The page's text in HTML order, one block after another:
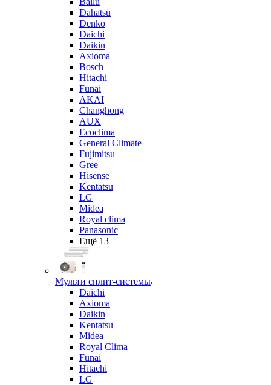
Dahatsu
Denko
Daichi
Daikin
Axioma
Bosch
Hitachi
Funai
AKAI
Changhong
AUX
Ecoclima
General Climate
Fujimitsu
Gree
Hisense
Kentatsu
LG
Midea
Royal clima
Panasonic
Ещё 13
Мульти сплит-системы
Daichi
Axioma
Daikin
Kentatsu
Midea
Royal Clima
Funai
Hitachi
LG